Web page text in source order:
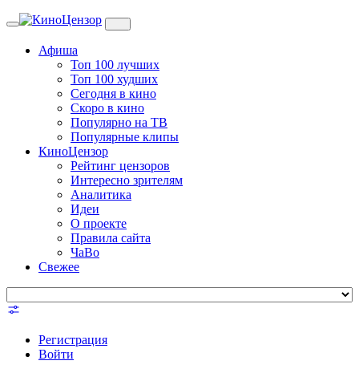
Toggle
Афиша
Топ 100 лучших
Топ 100 худших
Сегодня в кино
Скоро в кино
Популярно на ТВ
Популярные клипы
КиноЦензор
Рейтинг цензоров
Интересно зрителям
Аналитика
Идеи
О проекте
Правила сайта
ЧаВо
Свежее
Регистрация
Войти